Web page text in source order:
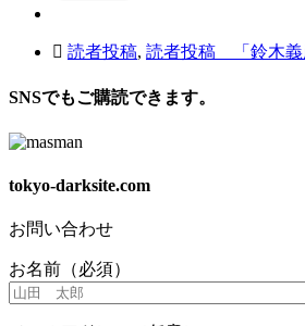
読者投稿, 読者投稿 「鈴木
SNSでもご購読できます。
tokyo-darksite.com
お問い合わせ
お名前（必須）